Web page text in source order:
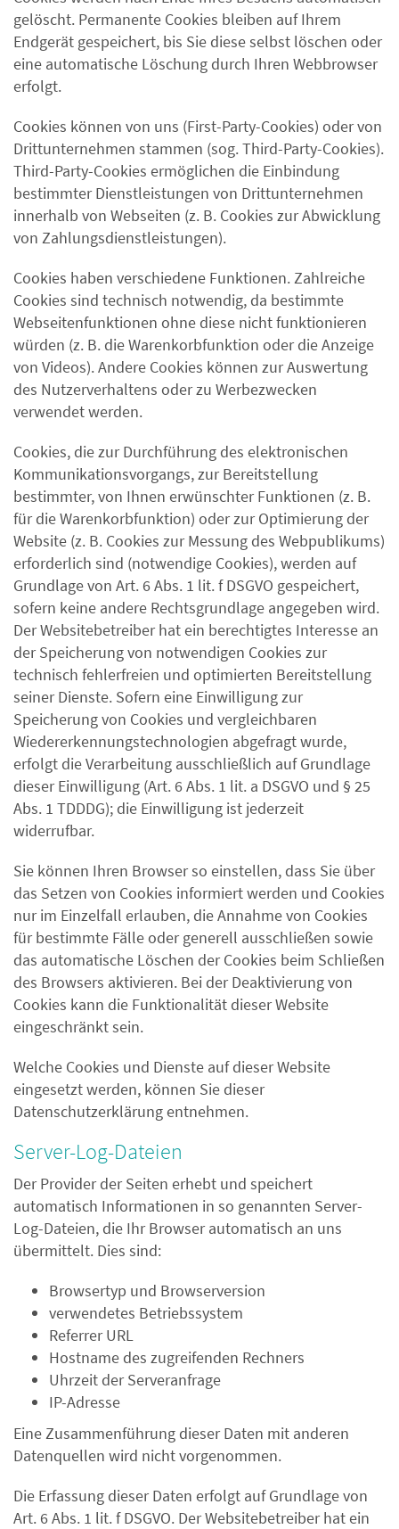
gelöscht. Permanente Cookies bleiben auf Ihrem
Endgerät gespeichert, bis Sie diese selbst löschen oder
eine automatische Löschung durch Ihren Webbrowser
erfolgt.
Cookies können von uns (First-Party-Cookies) oder von
Drittunternehmen stammen (sog. Third-Party-Cookies).
Third-Party-Cookies ermöglichen die Einbindung
bestimmter Dienstleistungen von Drittunternehmen
innerhalb von Webseiten (z. B. Cookies zur Abwicklung
von Zahlungsdienstleistungen).
Cookies haben verschiedene Funktionen. Zahlreiche
Cookies sind technisch notwendig, da bestimmte
Webseitenfunktionen ohne diese nicht funktionieren
würden (z. B. die Warenkorbfunktion oder die Anzeige
von Videos). Andere Cookies können zur Auswertung
des Nutzerverhaltens oder zu Werbezwecken
verwendet werden.
Cookies, die zur Durchführung des elektronischen
Kommunikationsvorgangs, zur Bereitstellung
bestimmter, von Ihnen erwünschter Funktionen (z. B.
für die Warenkorbfunktion) oder zur Optimierung der
Website (z. B. Cookies zur Messung des Webpublikums)
erforderlich sind (notwendige Cookies), werden auf
Grundlage von Art. 6 Abs. 1 lit. f DSGVO gespeichert,
sofern keine andere Rechtsgrundlage angegeben wird.
Der Websitebetreiber hat ein berechtigtes Interesse an
der Speicherung von notwendigen Cookies zur
technisch fehlerfreien und optimierten Bereitstellung
seiner Dienste. Sofern eine Einwilligung zur
Speicherung von Cookies und vergleichbaren
Wiedererkennungstechnologien abgefragt wurde,
erfolgt die Verarbeitung ausschließlich auf Grundlage
dieser Einwilligung (Art. 6 Abs. 1 lit. a DSGVO und § 25
Abs. 1 TDDDG); die Einwilligung ist jederzeit
widerrufbar.
Sie können Ihren Browser so einstellen, dass Sie über
das Setzen von Cookies informiert werden und Cookies
nur im Einzelfall erlauben, die Annahme von Cookies
für bestimmte Fälle oder generell ausschließen sowie
das automatische Löschen der Cookies beim Schließen
des Browsers aktivieren. Bei der Deaktivierung von
Cookies kann die Funktionalität dieser Website
eingeschränkt sein.
Welche Cookies und Dienste auf dieser Website
eingesetzt werden, können Sie dieser
Datenschutzerklärung entnehmen.
Server-Log-Dateien
Der Provider der Seiten erhebt und speichert
automatisch Informationen in so genannten Server-
Log-Dateien, die Ihr Browser automatisch an uns
übermittelt. Dies sind:
Browsertyp und Browserversion
verwendetes Betriebssystem
Referrer URL
Hostname des zugreifenden Rechners
Uhrzeit der Serveranfrage
IP-Adresse
Eine Zusammenführung dieser Daten mit anderen
Datenquellen wird nicht vorgenommen.
Die Erfassung dieser Daten erfolgt auf Grundlage von
Art. 6 Abs. 1 lit. f DSGVO. Der Websitebetreiber hat ein